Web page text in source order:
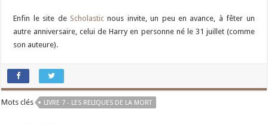
Enfin le site de Scholasticnous invite, un peu en avance, à fêter un
autre anniversaire, celui de Harry en personne né le 31 juillet (comme
son auteure).
Mots clés LIVRE 7 - LES RELIQUES DE LA MORT